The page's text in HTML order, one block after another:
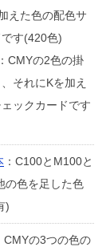
えた色の配色サ
す(420色)
：CMYの2色の掛
それにKを加え
ックカードです
：C100とM100と
の色を足した色
)
CMYの3つの色の